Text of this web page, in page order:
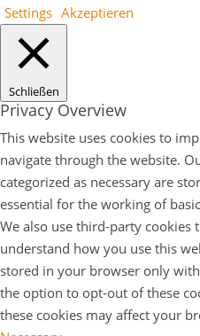
Settings Akzeptieren
Schließen
Privacy Overview
This website uses cookies to
navigate through the website.
categorized as necessary are
essential for the working of
We also use third-party cookies
understand how you use this
stored in your browser only
the option to opt-out of these
these cookies may affect your